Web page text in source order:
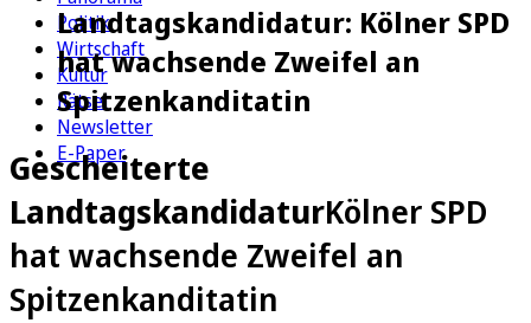
Politik
Wirtschaft
Kultur
Rätsel
Newsletter
E-Paper
Landtagskandidatur: Kölner SPD
hat wachsende Zweifel an
Spitzenkanditatin
Gescheiterte
LandtagskandidaturKölner SPD
hat wachsende Zweifel an
Spitzenkanditatin